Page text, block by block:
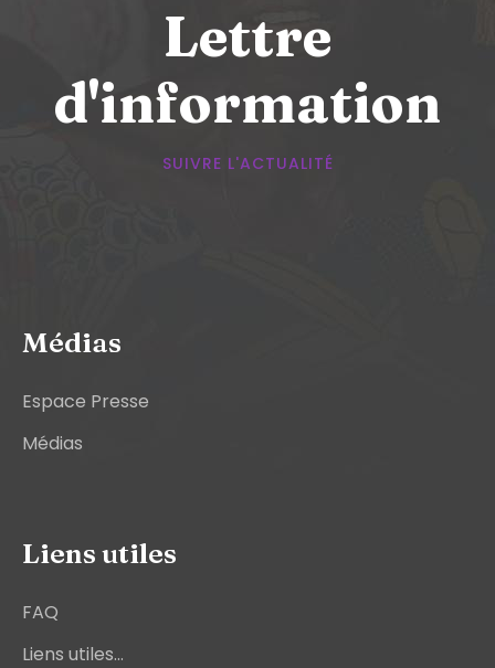
Lettre
d'information
SUIVRE L'ACTUALITÉ
Médias
Espace Presse
Médias
Liens utiles
FAQ
Liens utiles...